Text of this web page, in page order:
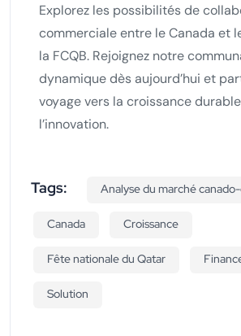
Explorez les possibilités de
commerciale entre le Canada et
la FCQB. Rejoignez notre
dynamique dès aujourd’hui et
voyage vers la croissance
l’innovation.
Tags: Analyse du marché
Canada Croissance
Fête nationale du Qatar
Solution